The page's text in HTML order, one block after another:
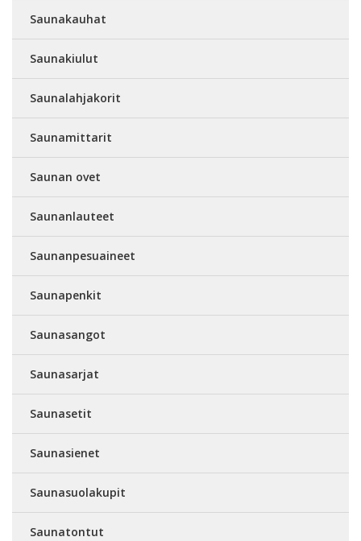
Saunakauhat
Saunakiulut
Saunalahjakorit
Saunamittarit
Saunan ovet
Saunanlauteet
Saunanpesuaineet
Saunapenkit
Saunasangot
Saunasarjat
Saunasetit
Saunasienet
Saunasuolakupit
Saunatontut